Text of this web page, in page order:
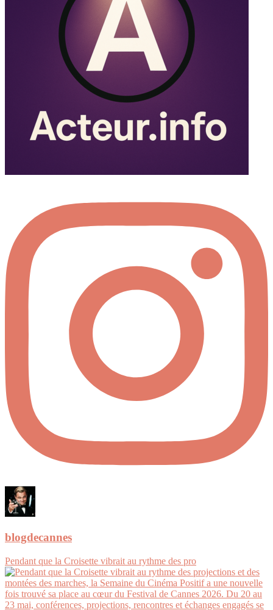
blogdecannes
Pendant que la Croisette vibrait au rythme des pro